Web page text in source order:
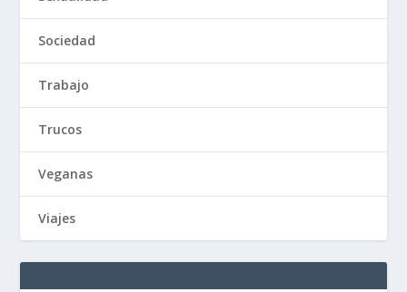
Sociedad
Trabajo
Trucos
Veganas
Viajes